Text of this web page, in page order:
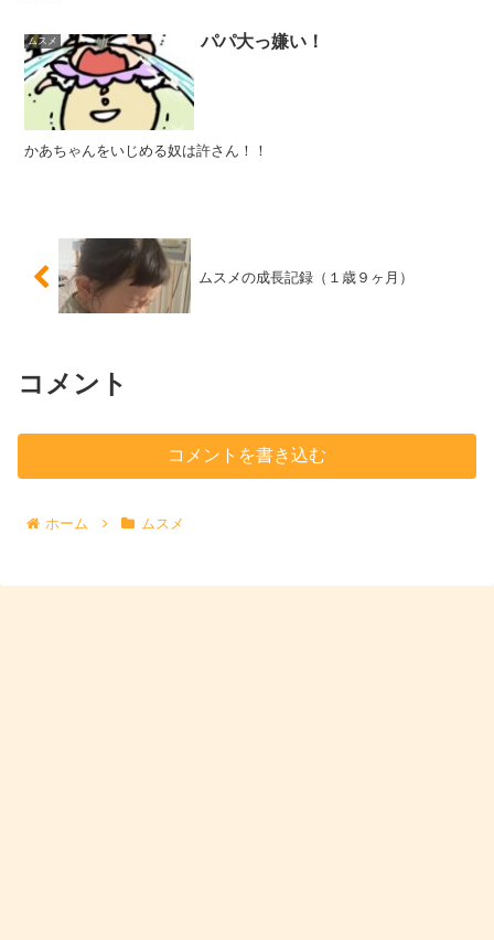
ムスメ パパ大っ嫌い！
かあちゃんをいじめる奴は許さん！！
ムスメの成長記録（１歳９ヶ月）
コメント
コメントを書き込む
ホーム ムスメ